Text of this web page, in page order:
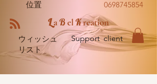
位置 0698745854
LaBel Kreation
ウィッシュ
リスト
Support client